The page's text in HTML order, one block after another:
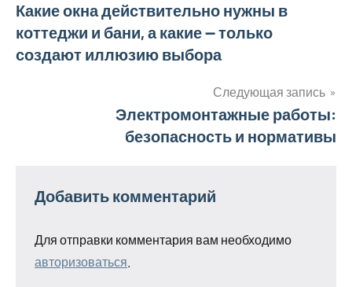
Навигация
по
Какие окна действительно нужны в
коттеджи и бани, а какие — только
создают иллюзию выбора
Следующая запись
Электромонтажные работы:
безопасность и нормативы
Добавить комментарий
Для отправки комментария вам необходимо
авторизоваться